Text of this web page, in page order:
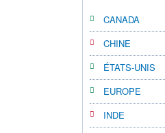
CANADA
CHINE
ÉTATS-UNIS
EUROPE
INDE